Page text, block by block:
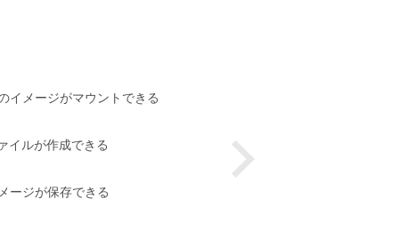
イメージがマウントできる
イルが作成できる
ージが保存できる